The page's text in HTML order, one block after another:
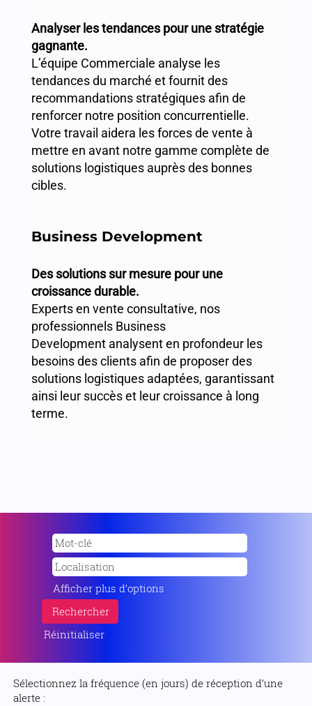
Analyser les tendances pour une stratégie
gagnante.
L’équipe Commerciale analyse les
tendances du marché et fournit des
recommandations stratégiques afin de
renforcer notre position concurrentielle.
Votre travail aidera les forces de vente à
mettre en avant notre gamme complète de
solutions logistiques auprès des bonnes
cibles.
Business Development
Des solutions sur mesure pour une
croissance durable.
Experts en vente consultative, nos
professionnels Business
Development analysent en profondeur les
besoins des clients afin de proposer des
solutions logistiques adaptées, garantissant
ainsi leur succès et leur croissance à long
terme.
Afficher plus d’options
Réinitialiser
Sélectionnez la fréquence (en jours) de réception d’une
alerte :